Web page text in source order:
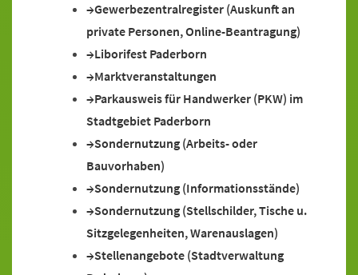
Gewerbezentralregister (Auskunft an
private Personen, Online-Beantragung)
Liborifest Paderborn
Marktveranstaltungen
Parkausweis für Handwerker (PKW) im
Stadtgebiet Paderborn
Sondernutzung (Arbeits- oder
Bauvorhaben)
Sondernutzung (Informationsstände)
Sondernutzung (Stellschilder, Tische u.
Sitzgelegenheiten, Warenauslagen)
Stellenangebote (Stadtverwaltung